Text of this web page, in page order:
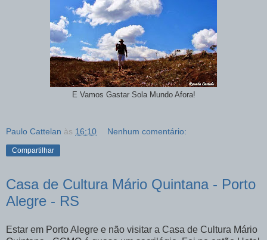
E Vamos Gastar Sola Mundo Afora!
Paulo Cattelan às 16:10 Nenhum comentário:
Compartilhar
Casa de Cultura Mário Quintana - Porto
Alegre - RS
Estar em Porto Alegre e não visitar a Casa de Cultura Mário